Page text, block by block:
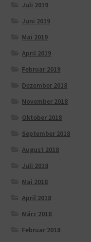
Juli 2019
Juni 2019
Mai 2019
April 2019
Februar 2019
Dezember 2018
November 2018
Oktober 2018
September 2018
August 2018
Juli 2018
Mai 2018
April 2018
März 2018
Februar 2018